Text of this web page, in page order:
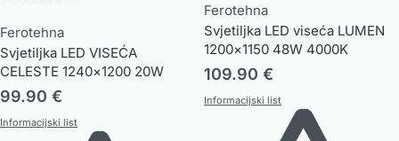
Ferotehna
Svjetiljka LED VISEĆA
CELESTE 1240×1200 20W
3000-6000K
99.90 €
Informacijski list
Ferotehna
Svjetiljka LED viseća LUMEN
1200×1150 48W 4000K
109.90 €
Informacijski list